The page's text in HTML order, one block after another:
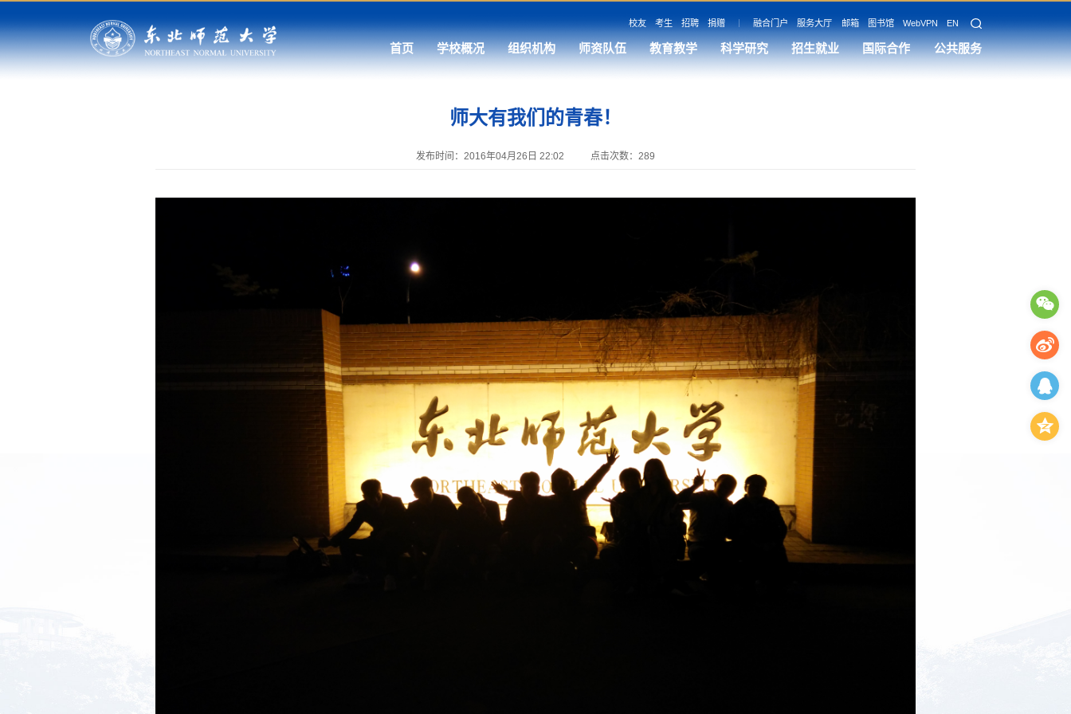
校友 考生 招聘 捐赠 融合门户 服务大厅 邮箱 图书馆 WebVPN EN
首页 学校概况 组织机构 师资队伍 教育教学 科学研究 招生就业 国际合作 公共服务
师大有我们的青春！
发布时间：2016年04月26日 22:02 点击次数： 289